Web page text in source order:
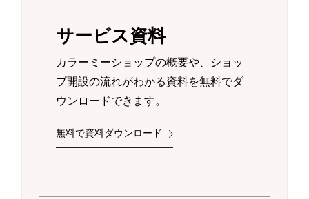
サービス資料
カラーミーショップの概要や、ショッ
プ開設の流れがわかる資料を無料でダ
ウンロードできます。
無料で資料ダウンロード